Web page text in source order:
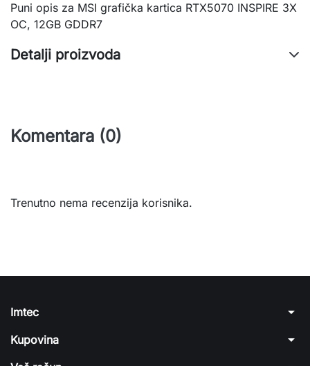
Puni opis za MSI grafička kartica RTX5070 INSPIRE 3X
OC, 12GB GDDR7
Detalji proizvoda
Komentara (0)
Trenutno nema recenzija korisnika.
Imtec arrow_drop_down
Kupovina arrow_drop_down